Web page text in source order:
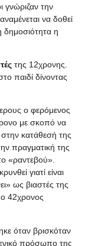
γνώριζαν την
να δοθεί
δημοσιότητα η
της 12χρονης.
παιδί δίνοντας
ο φερόμενος
με σκοπό να
στην κατάθεσή της
πραγματική της
«ραντεβού».
γιατί είναι
ως βιαστές της
42χρονος
όταν βρισκόταν
πρόσωπο της